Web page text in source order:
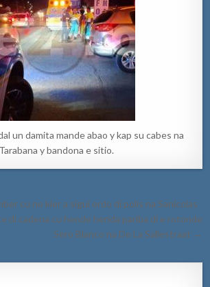
un damita mande abao y kap su cabes na
Tarabana y bandona e sitio.
cu no kier a sigui ordo di polis na Sanicolas
di cadena cu hende herida pariba di e rotonde
Sero Blanco na De La Sallestraat →